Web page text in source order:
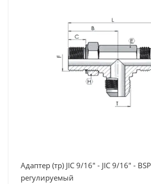
Адаптер (тр) JIC 9/16" - JIC 9/16" -
регулируемый